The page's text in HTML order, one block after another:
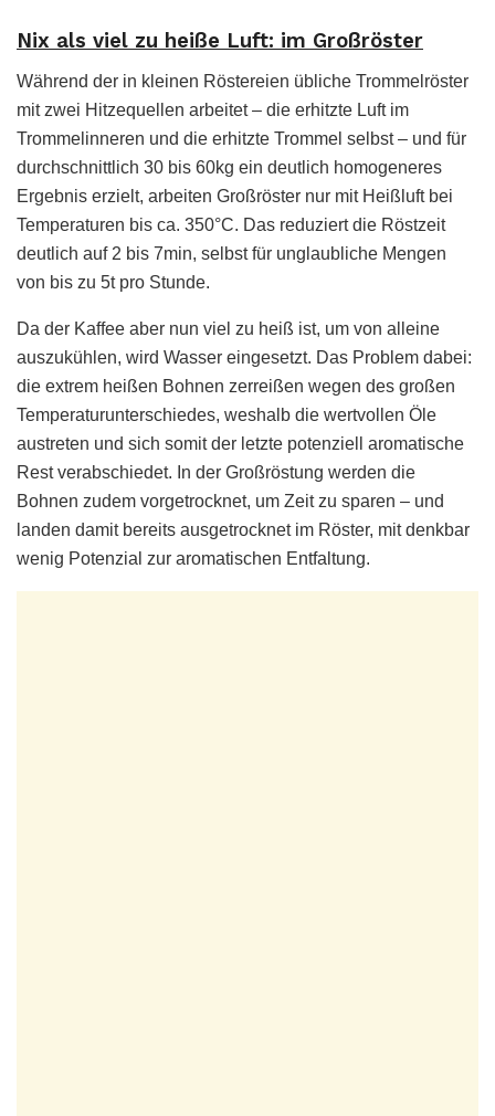
Nix als viel zu heiße Luft: im Großröster
Während der in kleinen Röstereien übliche Trommelröster
mit zwei Hitzequellen arbeitet – die erhitzte Luft im
Trommelinneren und die erhitzte Trommel selbst – und für
durchschnittlich 30 bis 60kg ein deutlich homogeneres
Ergebnis erzielt, arbeiten Großröster nur mit Heißluft bei
Temperaturen bis ca. 350°C. Das reduziert die Röstzeit
deutlich auf 2 bis 7min, selbst für unglaubliche Mengen
von bis zu 5t pro Stunde.
Da der Kaffee aber nun viel zu heiß ist, um von alleine
auszukühlen, wird Wasser eingesetzt. Das Problem dabei:
die extrem heißen Bohnen zerreißen wegen des großen
Temperaturunterschiedes, weshalb die wertvollen Öle
austreten und sich somit der letzte potenziell aromatische
Rest verabschiedet. In der Großröstung werden die
Bohnen zudem vorgetrocknet, um Zeit zu sparen – und
landen damit bereits ausgetrocknet im Röster, mit denkbar
wenig Potenzial zur aromatischen Entfaltung.